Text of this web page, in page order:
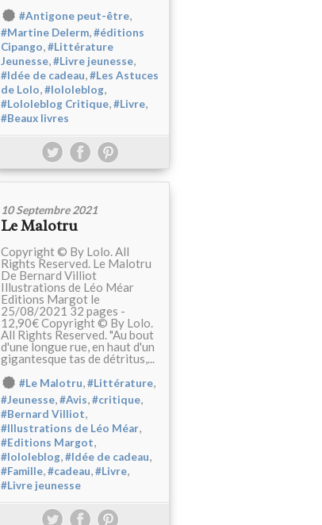
#Antigone peut-être,
#Martine Delerm,#éditions
Cipango,#Littérature
Jeunesse,#Livre jeunesse,
#Idée de cadeau,#Les Astuces
de Lolo,#lololeblog,
#Lololeblog Critique,#Livre,
#Beaux livres
10 Septembre 2021
Le Malotru
Copyright © By Lolo. All
Rights Reserved. Le Malotru
De Bernard Villiot
Illustrations de Léo Méar
Editions Margot le
25/08/2021 32 pages -
12,90€ Copyright © By Lolo.
All Rights Reserved. "Au bout
d'une longue rue, en haut d'un
gigantesque tas de détritus,...
#Le Malotru,#Littérature,
#Jeunesse,#Avis,#critique,
#Bernard Villiot,
#Illustrations de Léo Méar,
#Editions Margot,
#lololeblog,#Idée de cadeau,
#Famille,#cadeau,#Livre,
#Livre jeunesse